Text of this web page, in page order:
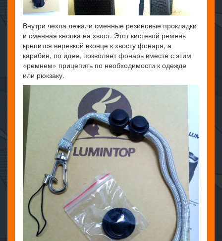
Внутри чехла лежали сменные резиновые прокладки
и сменная кнопка на хвост. Этот кистевой ремень
крепится веревкой вконце к хвосту фонаря, а
карабин, по идее, позволяет фонарь вместе с этим
«ремнем» прицепить по необходимости к одежде
или рюкзаку.